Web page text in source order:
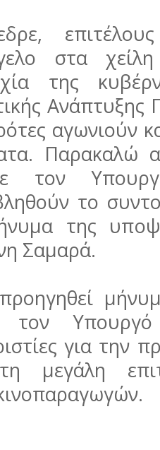
στα
της
αγωνιούν
Παρακαλώ
τον
το
της
Σαμαρά.
τον
για την
μεγάλη